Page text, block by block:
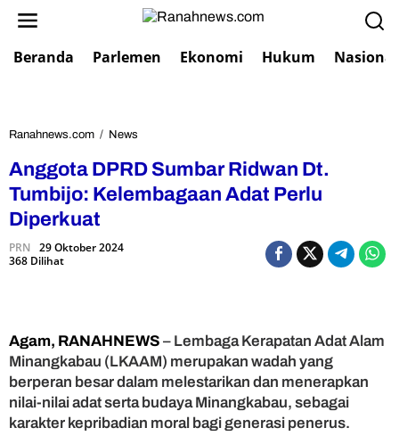
Beranda Parlemen Ekonomi Hukum Nasional
Ranahnews.com / News
g
g
u
m
b
a
r
Anggota DPRD Sumbar Ridwan Dt.
Tumbijo: Kelembagaan Adat Perlu
Diperkuat
PRN 29 Oktober 2024
368 Dilihat
Agam, RANAHNEWS – Lembaga Kerapatan Adat Alam
Minangkabau (LKAAM) merupakan wadah yang
berperan besar dalam melestarikan dan menerapkan
nilai-nilai adat serta budaya Minangkabau, sebagai
karakter kepribadian moral bagi generasi penerus.